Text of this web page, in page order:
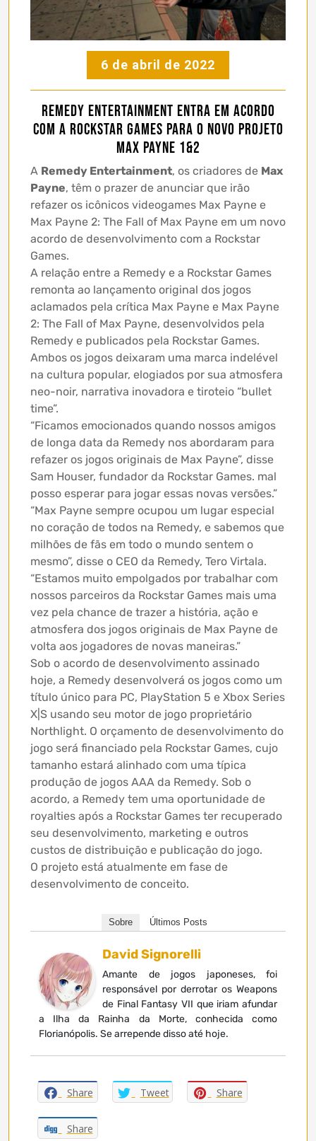
6 de abril de 2022
Remedy Entertainment entra em acordo
com a Rockstar Games para o novo projeto
Max Payne 1&2
A Remedy Entertainment, os criadores de Max
Payne, têm o prazer de anunciar que irão
refazer os icônicos videogames Max Payne e
Max Payne 2: The Fall of Max Payne em um novo
acordo de desenvolvimento com a Rockstar
Games.
A relação entre a Remedy e a Rockstar Games
remonta ao lançamento original dos jogos
aclamados pela crítica Max Payne e Max Payne
2: The Fall of Max Payne, desenvolvidos pela
Remedy e publicados pela Rockstar Games.
Ambos os jogos deixaram uma marca indelével
na cultura popular, elogiados por sua atmosfera
neo-noir, narrativa inovadora e tiroteio “bullet
time”.
“Ficamos emocionados quando nossos amigos
de longa data da Remedy nos abordaram para
refazer os jogos originais de Max Payne”, disse
Sam Houser, fundador da Rockstar Games. mal
posso esperar para jogar essas novas versões.”
“Max Payne sempre ocupou um lugar especial
no coração de todos na Remedy, e sabemos que
milhões de fãs em todo o mundo sentem o
mesmo”, disse o CEO da Remedy, Tero Virtala.
“Estamos muito empolgados por trabalhar com
nossos parceiros da Rockstar Games mais uma
vez pela chance de trazer a história, ação e
atmosfera dos jogos originais de Max Payne de
volta aos jogadores de novas maneiras.”
Sob o acordo de desenvolvimento assinado
hoje, a Remedy desenvolverá os jogos como um
título único para PC, PlayStation 5 e Xbox Series
X|S usando seu motor de jogo proprietário
Northlight. O orçamento de desenvolvimento do
jogo será financiado pela Rockstar Games, cujo
tamanho estará alinhado com uma típica
produção de jogos AAA da Remedy. Sob o
acordo, a Remedy tem uma oportunidade de
royalties após a Rockstar Games ter recuperado
seu desenvolvimento, marketing e outros
custos de distribuição e publicação do jogo.
O projeto está atualmente em fase de
desenvolvimento de conceito.
Sobre Últimos Posts
David Signorelli
Amante de jogos japoneses, foi
responsável por derrotar os Weapons
de Final Fantasy VII que iriam afundar
a Ilha da Rainha da Morte, conhecida como
Florianópolis. Se arrepende disso até hoje.
Share Tweet Share
Share